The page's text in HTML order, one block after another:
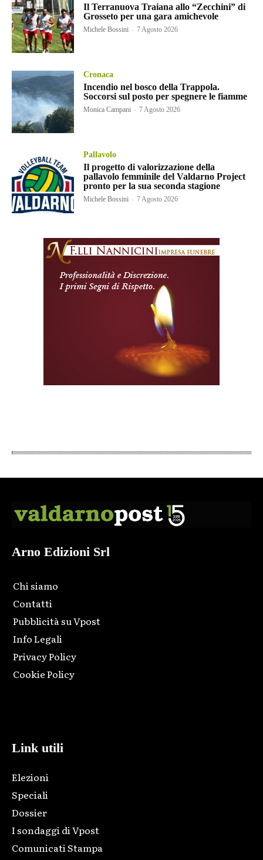
Il Terranuova Traiana allo “Zecchini” di
Grosseto per una gara amichevole
Michele Bossini - 7 Agosto 2026
Cronaca
Incendio nel bosco della Trappola.
Soccorsi sul posto per spegnere le fiamme
Monica Campani - 7 Agosto 2026
Pallavolo
Il progetto di valorizzazione della
pallavolo femminile del Valdarno Project
pronto per la sua seconda stagione
Michele Bossini - 7 Agosto 2026
Arno Edizioni Srl
Chi siamo
Contatti
Pubblicità su Vpost
Info Legali
Privacy Policy
Cookie Policy
Link utili
Elezioni
Speciali
Dossier
I sondaggi di Vpost
Comunicati Stampa